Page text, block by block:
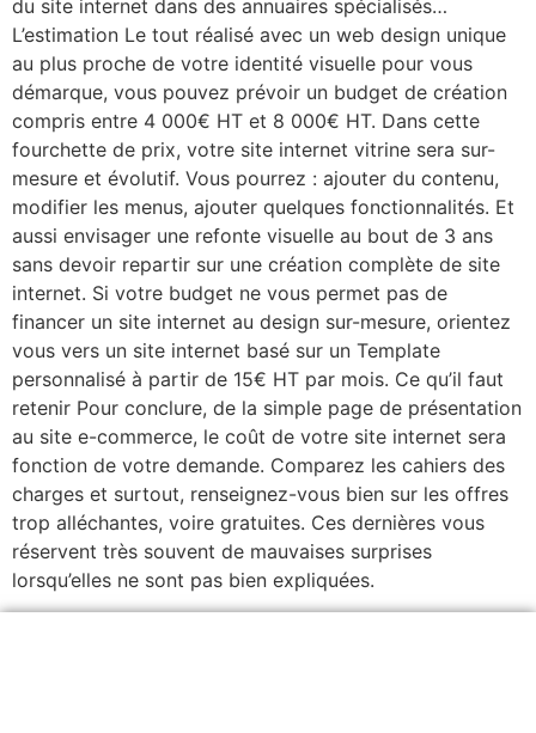
du site internet dans des annuaires spécialisés…
L’estimation Le tout réalisé avec un web design unique
au plus proche de votre identité visuelle pour vous
démarque, vous pouvez prévoir un budget de création
compris entre 4 000€ HT et 8 000€ HT. Dans cette
fourchette de prix, votre site internet vitrine sera sur-
mesure et évolutif. Vous pourrez : ajouter du contenu,
modifier les menus, ajouter quelques fonctionnalités. Et
aussi envisager une refonte visuelle au bout de 3 ans
sans devoir repartir sur une création complète de site
internet. Si votre budget ne vous permet pas de
financer un site internet au design sur-mesure, orientez
vous vers un site internet basé sur un Template
personnalisé à partir de 15€ HT par mois. Ce qu’il faut
retenir Pour conclure, de la simple page de présentation
au site e-commerce, le coût de votre site internet sera
fonction de votre demande. Comparez les cahiers des
charges et surtout, renseignez-vous bien sur les offres
trop alléchantes, voire gratuites. Ces dernières vous
réservent très souvent de mauvaises surprises
lorsqu’elles ne sont pas bien expliquées.